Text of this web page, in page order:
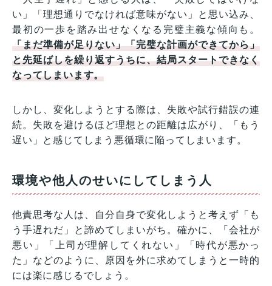
い」「理想通りでなければ意味がない」と思い込み、
最初の一歩を踏み出せなくなる完璧主義な傾向も。
「まだ準備が足りない」「完璧な計画ができてから」
と先延ばしを繰り返すうちに、結局スタートできなく
なってしまいます。
しかし、変化しようとする際は、失敗や試行錯誤の連
続。失敗を避けるほど理想との距離は広がり、「もう
遅い」と感じてしまう悪循環に陥ってしまいます。
環境や他人のせいにしてしまう人
他責思考な人は、自分自身で変化しようと考えず「も
う手遅れだ」と諦めてしまいがち。確かに、「会社が
悪い」「上司が理解してくれない」「時代が悪かっ
た」などのように、原因を外に求めてしまうと一時的
には楽に感じるでしょう。